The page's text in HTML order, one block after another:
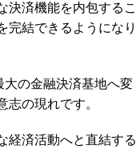
決済機能を内包するこ
完結できるようになり
の金融決済基地へ変
の現れです。
経済活動へと直結する